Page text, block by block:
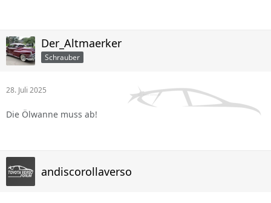
Der_Altmaerker
Schrauber
28. Juli 2025
Die Ölwanne muss ab!
andiscorollaverso